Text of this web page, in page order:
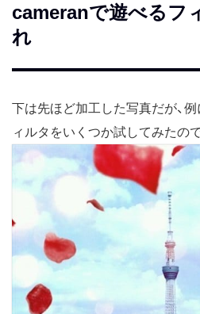
cameranで遊べるフ
れ
下は先ほど加工した写真だが、
ィルタをいくつか試してみたの